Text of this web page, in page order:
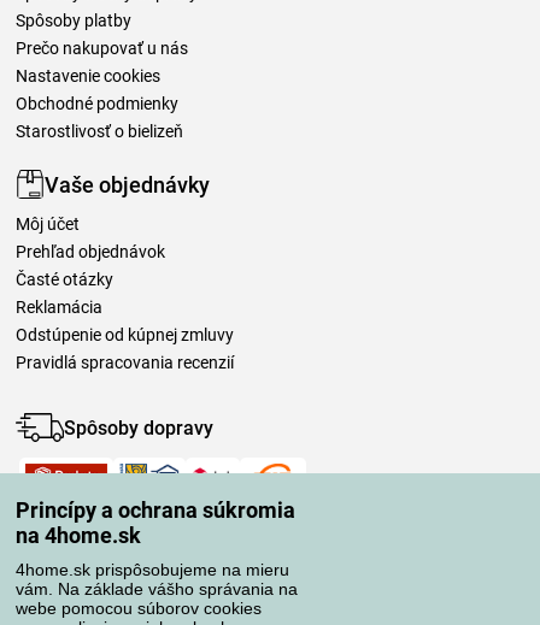
Princípy a ochrana súkromia
na 4home.sk
4home.sk prispôsobujeme na mieru
vám. Na základe vášho správania na
webe pomocou súborov cookies
Spôsoby platby
Prečo nakupovať u nás
Nastavenie cookies
Obchodné podmienky
Starostlivosť o bielizeň
Vaše objednávky
Môj účet
Prehľad objednávok
Časté otázky
Reklamácia
Odstúpenie od kúpnej zmluvy
Pravidlá spracovania recenzií
Spôsoby dopravy
Spôsoby platby
Spoľahlivý obchod